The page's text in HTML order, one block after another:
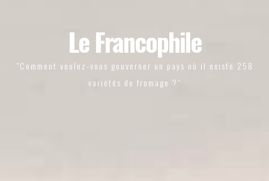
Le Francophile
"Comment voulez-vous gouverner un pays où il existe 258
variétés de fromage ?"